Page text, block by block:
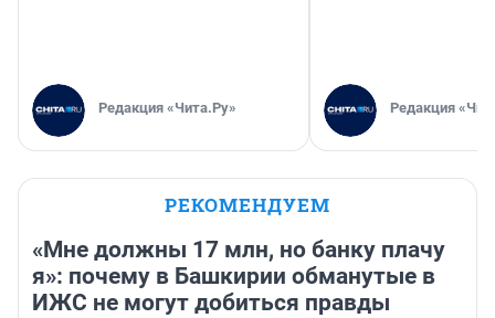
Редакция «Чита.Ру» Редакция
РЕКОМЕНДУЕМ
«Мне должны 17 млн, но банку плачу
я»: почему в Башкирии обманутые в
ИЖС не могут добиться правды